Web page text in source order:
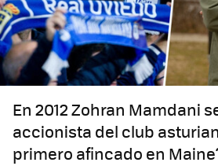
En 2012 Zohran Mamdani
accionista del club
primero afincado en